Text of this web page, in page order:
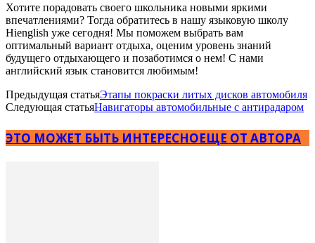
Хотите порадовать своего школьника новыми яркими
впечатлениями? Тогда обратитесь в нашу языковую школу
Hienglish уже сегодня! Мы поможем выбрать вам
оптимальный вариант отдыха, оценим уровень знаний
будущего отдыхающего и позаботимся о нем! С нами
английский язык становится любимым!
Предыдущая статьяЭтапы покраски литых дисков автомобиля
Следующая статьяНавигаторы автомобильные с антирадаром
ЭТО МОЖЕТ БЫТЬ ИНТЕРЕСНОЕЩЕ ОТ АВТОРА